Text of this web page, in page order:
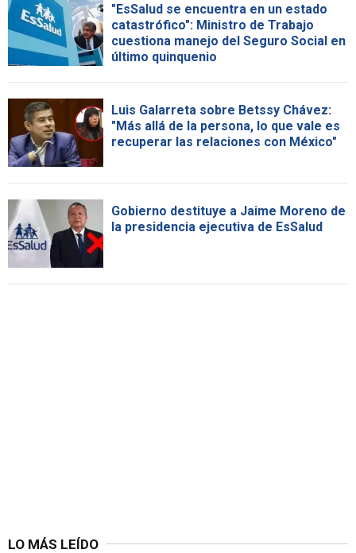
"EsSalud se encuentra en un estado
catastrófico": Ministro de Trabajo
cuestiona manejo del Seguro Social en
último quinquenio
Luis Galarreta sobre Betssy Chávez:
"Más allá de la persona, lo que vale es
recuperar las relaciones con México"
Gobierno destituye a Jaime Moreno de
la presidencia ejecutiva de EsSalud
LO MÁS LEÍDO